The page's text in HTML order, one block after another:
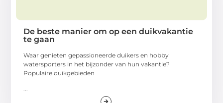
De beste manier om op een duikvakantie
te gaan
Waar genieten gepassioneerde duikers en hobby
watersporters in het bijzonder van hun vakantie?
Populaire duikgebieden
...